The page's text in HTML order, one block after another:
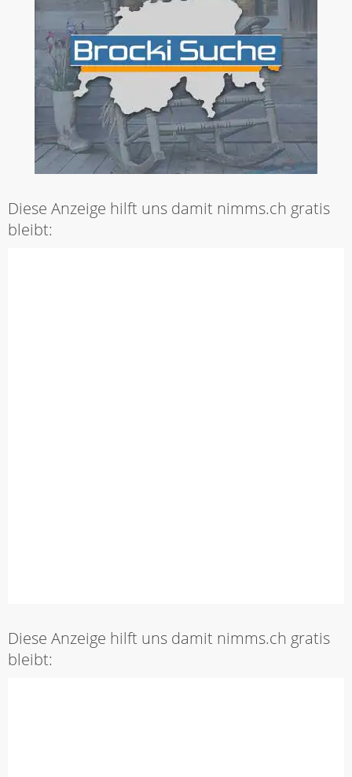
Diese Anzeige hilft uns damit nimms.ch gratis
bleibt:
Diese Anzeige hilft uns damit nimms.ch gratis
bleibt: